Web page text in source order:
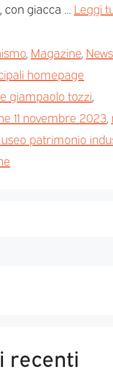
con giacca … Leggi
Magazine
homepage
giampaolo tozzi
11 novembre 2023
patrimonio
recenti